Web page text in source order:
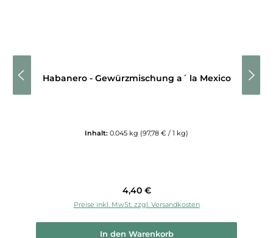
Habanero - Gewürzmischung a´ la Mexico
Inhalt: 0.045 kg (97,78 € / 1 kg)
Regulärer Preis:
4,40 €
Preise inkl. MwSt. zzgl. Versandkosten
In den Warenkorb